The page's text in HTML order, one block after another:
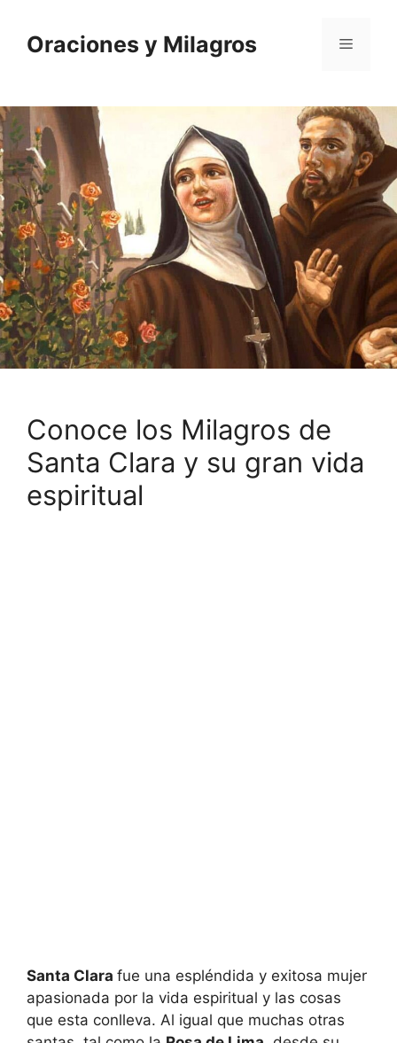
contenido
Oraciones y Milagros Menú
Conoce los Milagros de
Santa Clara y su gran vida
espiritual
Santa Clara fue una espléndida y exitosa mujer
apasionada por la vida espiritual y las cosas
que esta conlleva. Al igual que muchas otras